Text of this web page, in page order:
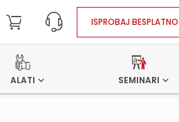
ISPROBAJ BESPLATNO
ALATI SEMINARI